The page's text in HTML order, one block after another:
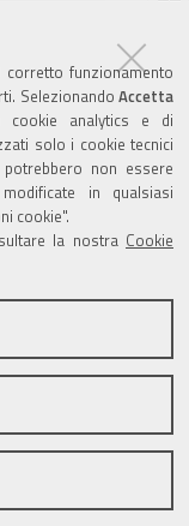
funzionamento
Selezionando Accetta
cookie analytics e di
solo i cookie tecnici
non essere
in qualsiasi
cookie".
la nostra Cookie
sito